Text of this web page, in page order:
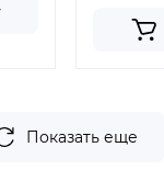
Показать еще